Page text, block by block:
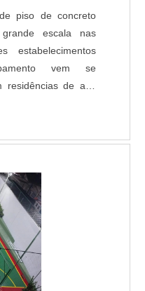
piso de concreto
escala nas
estabelecimentos
vem se
residências de alto
uma tendência
sua resistência e
DIVERSAS
em razão de sua
e durabilidade, a
de .